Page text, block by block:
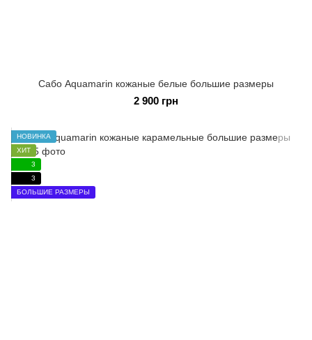
Сабо Aquamarin кожаные белые большие размеры
2 900 грн
НОВИНКА
ХИТ
3
3
БОЛЬШИЕ РАЗМЕРЫ